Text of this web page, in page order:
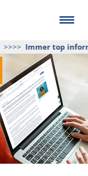
>>>>Immer top